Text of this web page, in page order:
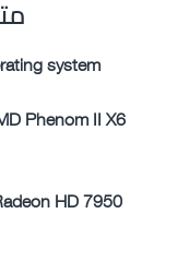
system
Phenom II X6
HD 7950